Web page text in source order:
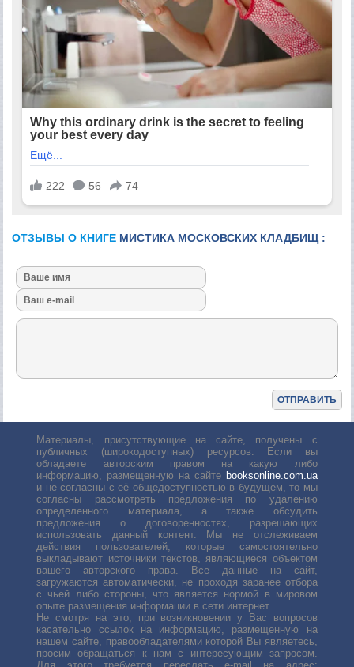
ОТЗЫВЫ О КНИГЕ МИСТИКА МОСКОВСКИХ КЛАДБИЩ :
Материалы, присутствующие на сайте, получены с
публичных (широкодоступных) ресурсов. Если вы
обладаете авторским правом на какую либо
информацию, размещенную на сайте booksonline.com.ua
и не согласны с её общедоступностью в будущем, то мы
согласны рассмотреть предложения по удалению
определенного материала, а также обсудить
предложения о договоренностях, разрешающих
использовать данный контент. Мы не отслеживаем
действия пользователей, которые самостоятельно
выкладывают источники текстов, являющиеся объектом
вашего авторского права. Все данные на сайт,
загружаются автоматически, не проходя заранее отбора
с чьей либо стороны, что является нормой в мировом
опыте размещения информации в сети интернет.
Не смотря на это, при возникновении у Вас вопросов
касательно ссылок на информацию, размещенную на
нашем сайте, правообладателями которой Вы являетесь,
просим обращаться к нам с интересующим запросом.